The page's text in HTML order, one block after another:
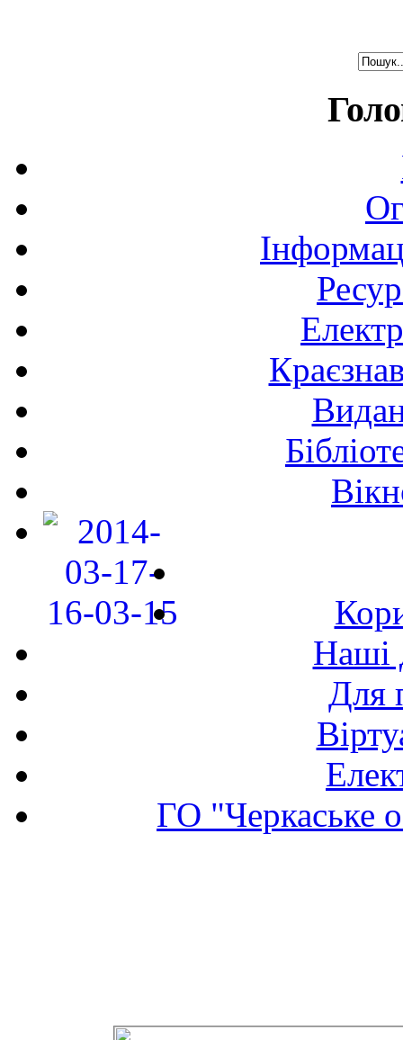
Наші
Для
ГО "Черкаське